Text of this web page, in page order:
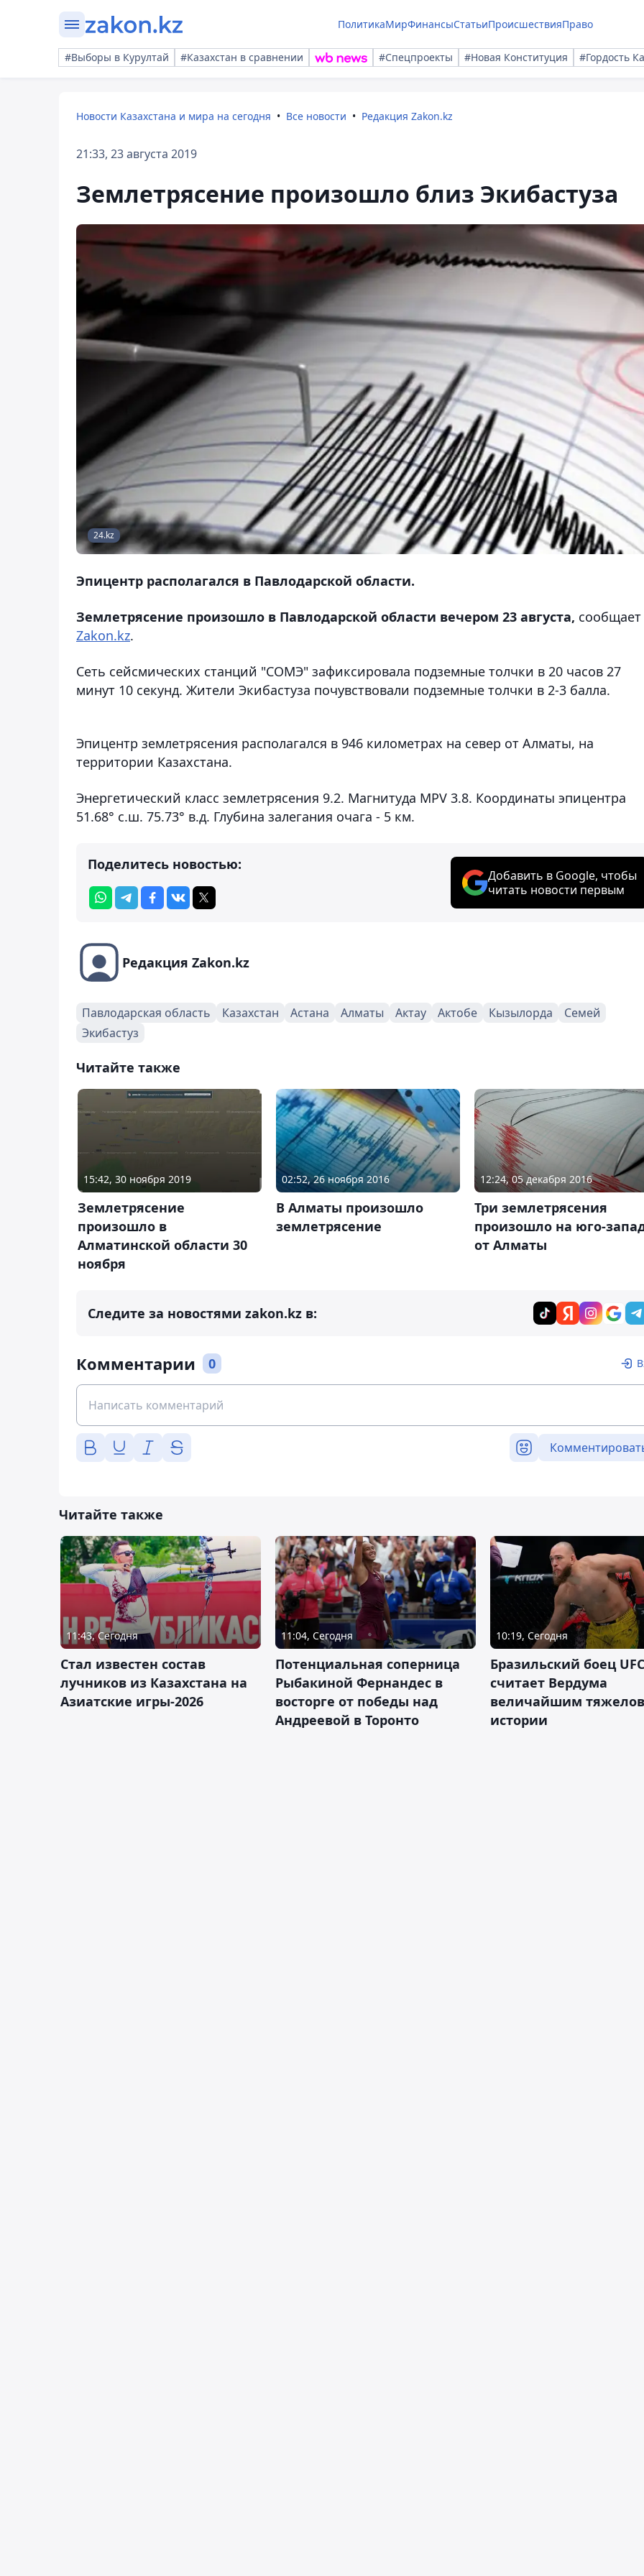
ПолитикаМирФинансыСтатьиПроисшествияПраво
#Выборы в Курултай #Казахстан в сравнении #Спецпроекты #Новая Конституция #Гордость
Новости Казахстана и мира на сегодня Все новости Редакция Zakon.kz
21:33, 23 августа 2019
Землетрясение произошло близ Экибастуза
24.kz
Эпицентр располагался в Павлодарской области.
Землетрясение произошло в Павлодарской области вечером 23 августа, сообщает
Zakon.kz.
Сеть сейсмических станций "СОМЭ" зафиксировала подземные толчки в 20 часов 27
минут 10 секунд. Жители Экибастуза почувствовали подземные толчки в 2-3 балла.
Эпицентр землетрясения располагался в 946 километрах на север от Алматы, на
территории Казахстана.
Энергетический класс землетрясения 9.2. Магнитуда MPV 3.8. Координаты эпицентра
51.68° с.ш. 75.73° в.д. Глубина залегания очага - 5 км.
Поделитесь новостью:
Добавить в Google, чтобы
читать новости первым
Редакция Zakon.kz
Павлодарская область Казахстан Астана Алматы Актау Актобе Кызылорда
Семей
Экибастуз
Читайте также
15:42, 30 ноября 2019
Землетрясение
произошло в
Алматинской области 30
ноября
02:52, 26 ноября 2016
В Алматы произошло
землетрясение
12:24, 05 декабря 2016
Три землетрясения
произошло на юго-
от Алматы
Следите за новостями zakon.kz в:
Комментарии 0
Читайте также
11:43, Сегодня
Стал известен состав
лучников из Казахстана на
Азиатские игры-2026
11:04, Сегодня
Потенциальная соперница
Рыбакиной Фернандес в
восторге от победы над
Андреевой в Торонто
10:19, Сегодня
Бразильский боец
считает Вердума
величайшим
истории